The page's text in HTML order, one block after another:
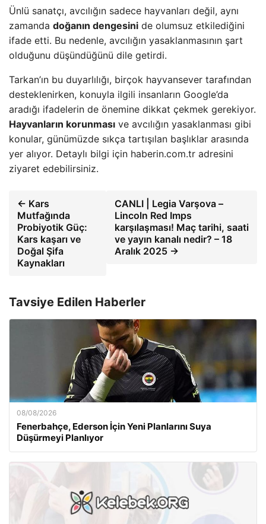
Ünlü sanatçı, avcılığın sadece hayvanları değil, aynı
zamanda doğanın dengesini de olumsuz etkilediğini
ifade etti. Bu nedenle, avcılığın yasaklanmasının şart
olduğunu düşündüğünü dile getirdi.
Tarkan’ın bu duyarlılığı, birçok hayvansever tarafından
desteklenirken, konuyla ilgili insanların Google’da
aradığı ifadelerin de önemine dikkat çekmek gerekiyor.
Hayvanların korunması ve avcılığın yasaklanması gibi
konular, günümüzde sıkça tartışılan başlıklar arasında
yer alıyor. Detaylı bilgi için haberin.com.tr adresini
ziyaret edebilirsiniz.
← Kars
Mutfağında
Probiyotik Güç:
Kars kaşarı ve
Doğal Şifa
Kaynakları
CANLI | Legia Varşova –
Lincoln Red Imps
karşılaşması! Maç tarihi, saati
ve yayın kanalı nedir? – 18
Aralık 2025 →
Tavsiye Edilen Haberler
08/08/2026
Fenerbahçe, Ederson İçin Yeni Planlarını Suya
Düşürmeyi Planlıyor